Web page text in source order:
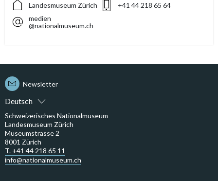
Landesmuseum Zürich
+41 44 218 65 64
medien
@nationalmuseum.ch
Deutsch
Newsletter
Schweizerisches Nationalmuseum
Landesmuseum Zürich
Museumstrasse 2
8001 Zürich
T. +41 44 218 65 11
info@nationalmuseum.ch